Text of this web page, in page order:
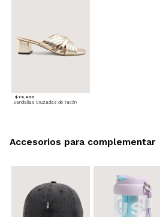
$ 79.900
Sandalias Cruzadas de Tacón
Accesorios para complementar